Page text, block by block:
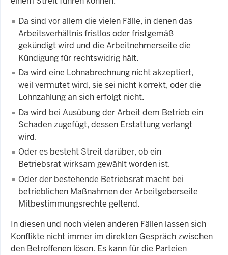
Da sind vor allem die vielen Fälle, in denen das
Arbeitsverhältnis fristlos oder fristgemäß
gekündigt wird und die Arbeitnehmerseite die
Kündigung für rechtswidrig hält.
Da wird eine Lohnabrechnung nicht akzeptiert,
weil vermutet wird, sie sei nicht korrekt, oder die
Lohnzahlung an sich erfolgt nicht.
Da wird bei Ausübung der Arbeit dem Betrieb ein
Schaden zugefügt, dessen Erstattung verlangt
wird.
Oder es besteht Streit darüber, ob ein
Betriebsrat wirksam gewählt worden ist.
Oder der bestehende Betriebsrat macht bei
betrieblichen Maßnahmen der Arbeitgeberseite
Mitbestimmungsrechte geltend.
In diesen und noch vielen anderen Fällen lassen sich
Konflikte nicht immer im direkten Gespräch zwischen
den Betroffenen lösen. Es kann für die Parteien